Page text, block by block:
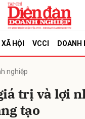
HỘI VCCI DOANH
nghiệp
trị và lợi
tạo